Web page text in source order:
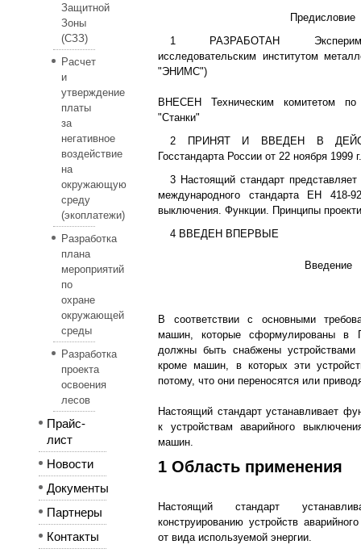
Защитной
Зоны
(СЗЗ)
Расчет
и
утверждение
платы
за
негативное
воздействие
на
окружающую
среду
(экоплатежи)
Разработка
плана
мероприятий
по
охране
окружающей
среды
Разработка
проекта
освоения
лесов
Прайс-
лист
Новости
Документы
Партнеры
Контакты
Предисловие
1 РАЗРАБОТАН
исследовательским институтом
"ЭНИМС")
ВНЕСЕН Техническим комитетом
"Станки"
2 ПРИНЯТ И ВВЕДЕН В
Госстандарта России от 22 ноября 1999
3 Настоящий стандарт представляет
международного стандарта ЕН 418-
выключения. Функции. Принципы
4 ВВЕДЕН ВПЕРВЫЕ
Введение
В соответствии с основными
машин, которые сформулированы
должны быть снабжены устройствами
кроме машин, в которых эти
потому, что они переносятся или
Настоящий стандарт устанавливает
к устройствам аварийного
машин.
1 Область применения
Настоящий стандарт
конструированию устройств
от вида используемой энергии.